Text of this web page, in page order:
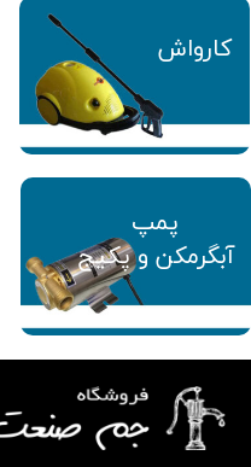
کارواش
پمپ
آبگرمکن و پکیج